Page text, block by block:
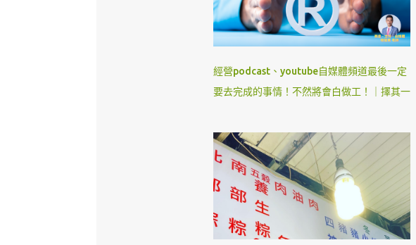
經營podcast、youtube自媒體頻道最後一定
要去完成的事情！不然將會白做工！｜擇其一